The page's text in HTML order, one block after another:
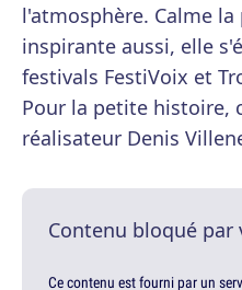
l'atmosphère. Calme
inspirante aussi, elle
festivals FestiVoix et
Pour la petite histoire,
réalisateur Denis
Contenu bloqué par
Ce contenu est fourni par un